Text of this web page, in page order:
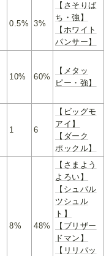
0.5% 3%
【さそりば
ち・強】
【ホワイト
パンサー】
10% 60%
【メタッ
ピー・強】
1 6
【ビッグモ
アイ】
【ダーク
ポックル】
8% 48%
【さまよう
よろい】
【シュバル
ツシュル
ト】
【ブリザー
ドマン】
【リリパッ